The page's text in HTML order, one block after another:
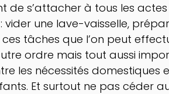
de s’attacher à tous les
une lave-vaisselle,
tâches que l’on peut
ordre mais tout aussi
les nécessités domestiques
Et surtout ne pas céder